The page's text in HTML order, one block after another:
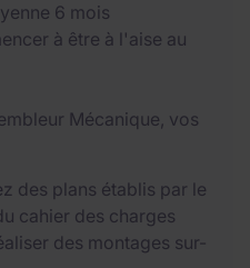
6 mois
à être à l'aise au
Mécanique, vos
des plans établis par le
cahier des charges
des montages sur-